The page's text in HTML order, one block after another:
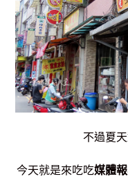
不過夏
今天就是來吃吃媒體